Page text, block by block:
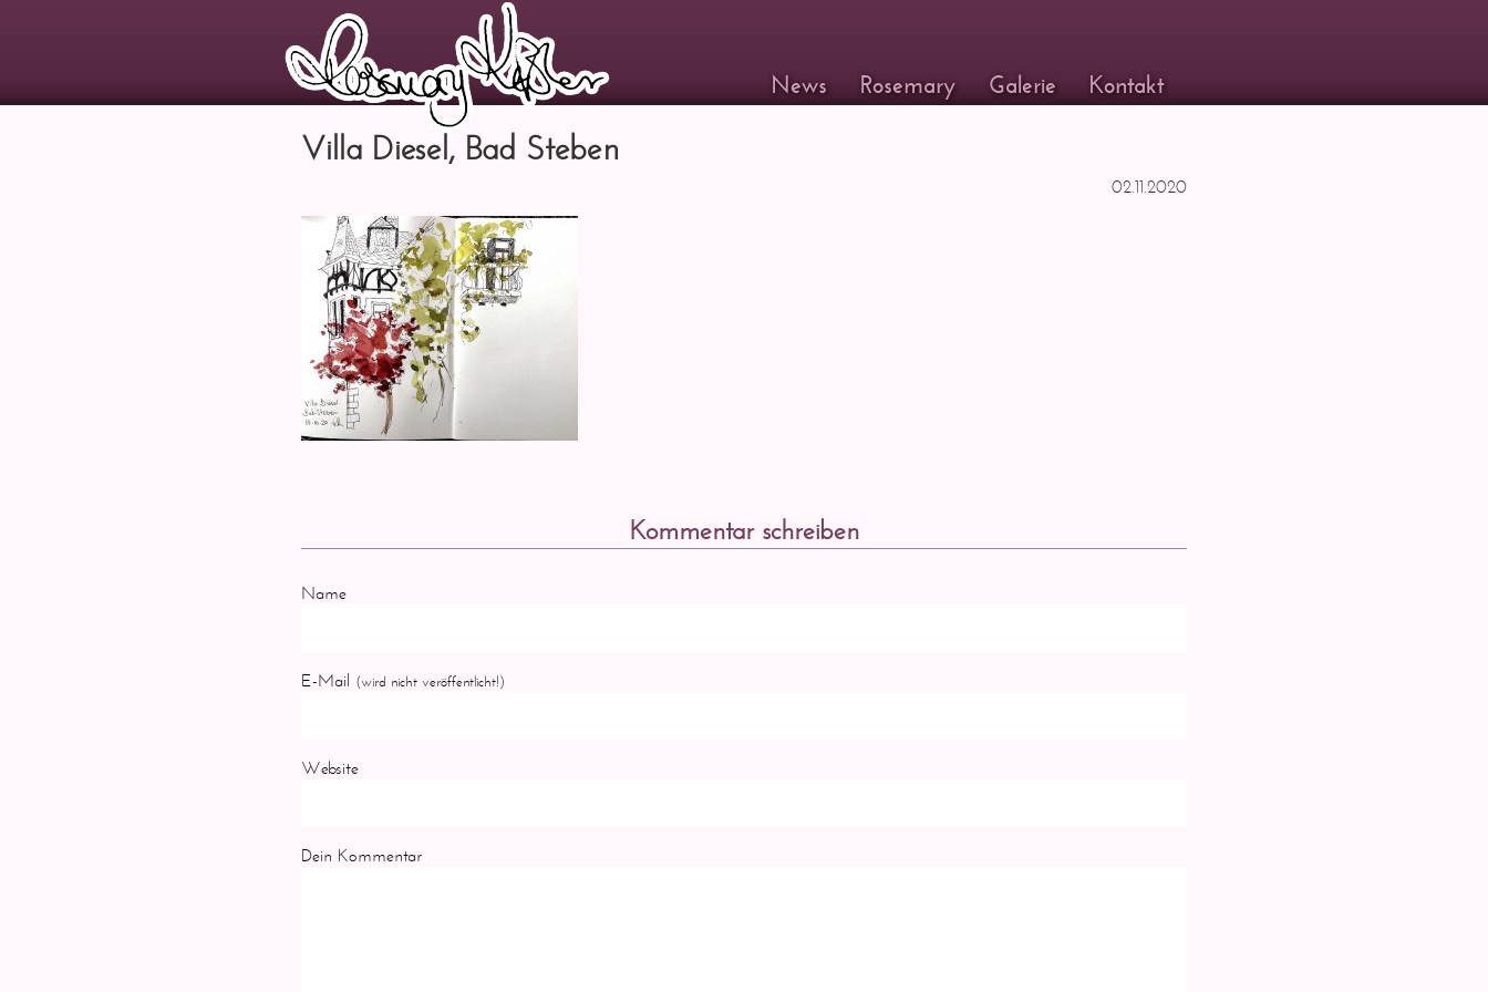
Kontakt
Galerie
Rosemary
News
Villa Diesel, Bad Steben
02.11.2020
Kommentar schreiben
Name
E-Mail (wird nicht veröffentlicht!)
Website
Dein Kommentar